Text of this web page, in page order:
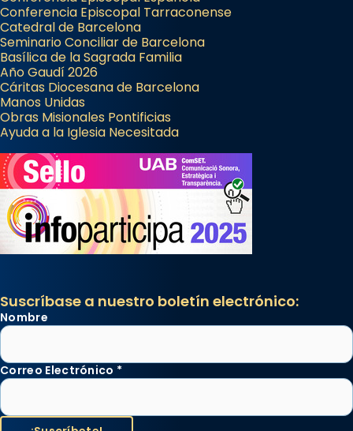
Conferencia Episcopal Tarraconense
Catedral de Barcelona
Seminario Conciliar de Barcelona
Basílica de la Sagrada Familia
Año Gaudí 2026
Cáritas Diocesana de Barcelona
Manos Unidas
Obras Misionales Pontificias
Ayuda a la Iglesia Necesitada
Suscríbase a nuestro boletín electrónico:
Nombre
Correo Electrónico *